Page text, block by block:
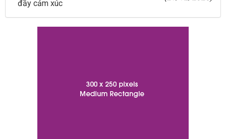
đầy cảm xúc